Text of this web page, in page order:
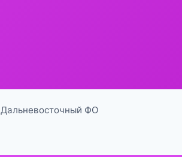
Дальневосточный ФО